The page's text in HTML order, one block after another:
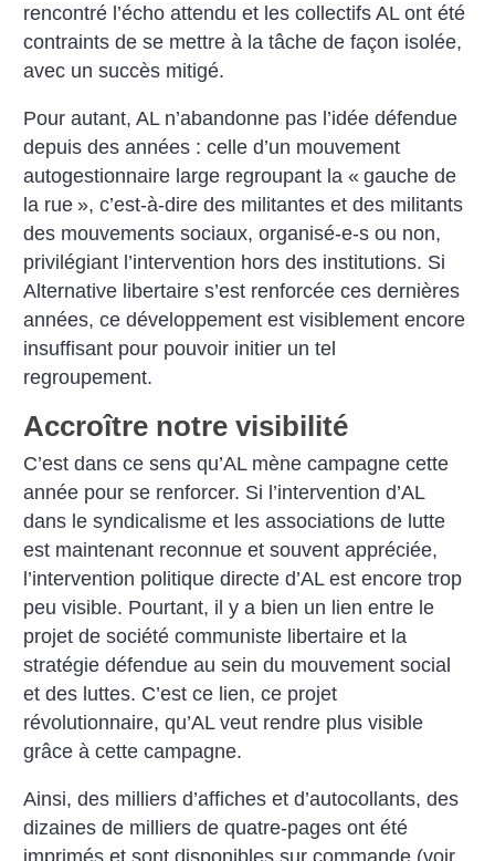
rencontré l’écho attendu et les collectifs AL ont été
contraints de se mettre à la tâche de façon isolée,
avec un succès mitigé.
Pour autant, AL n’abandonne pas l’idée défendue
depuis des années : celle d’un mouvement
autogestionnaire large regroupant la « gauche de
la rue », c’est-à-dire des militantes et des militants
des mouvements sociaux, organisé-e-s ou non,
privilégiant l’intervention hors des institutions. Si
Alternative libertaire s’est renforcée ces dernières
années, ce développement est visiblement encore
insuffisant pour pouvoir initier un tel
regroupement.
Accroître notre visibilité
C’est dans ce sens qu’AL mène campagne cette
année pour se renforcer. Si l’intervention d’AL
dans le syndicalisme et les associations de lutte
est maintenant reconnue et souvent appréciée,
l’intervention politique directe d’AL est encore trop
peu visible. Pourtant, il y a bien un lien entre le
projet de société communiste libertaire et la
stratégie défendue au sein du mouvement social
et des luttes. C’est ce lien, ce projet
révolutionnaire, qu’AL veut rendre plus visible
grâce à cette campagne.
Ainsi, des milliers d’affiches et d’autocollants, des
dizaines de milliers de quatre-pages ont été